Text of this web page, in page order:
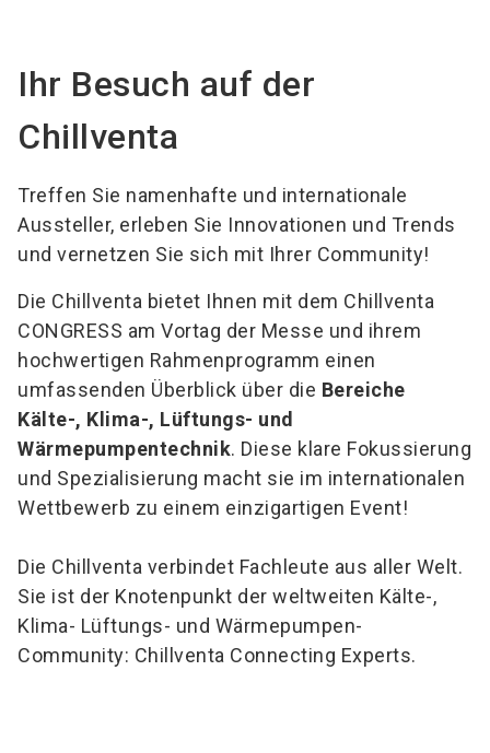
Ihr Besuch auf der
Chillventa
Treffen Sie namenhafte und internationale
Aussteller, erleben Sie Innovationen und Trends
und vernetzen Sie sich mit Ihrer Community!
Die Chillventa bietet Ihnen mit dem Chillventa
CONGRESS am Vortag der Messe und ihrem
hochwertigen Rahmenprogramm einen
umfassenden Überblick über die Bereiche
Kälte-, Klima-, Lüftungs- und
Wärmepumpentechnik. Diese klare Fokussierung
und Spezialisierung macht sie im internationalen
Wettbewerb zu einem einzigartigen Event!
Die Chillventa verbindet Fachleute aus aller Welt.
Sie ist der Knotenpunkt der weltweiten Kälte-,
Klima- Lüftungs- und Wärmepumpen-
Community: Chillventa Connecting Experts.